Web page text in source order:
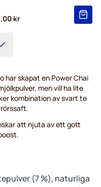
kr
har skapat en Power Chai
men vill ha lite
kombination av svart te
att njuta av ett gott
(7 %), naturliga